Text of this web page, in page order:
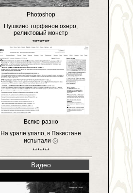
Photoshop
Пушкино торфяное озеро,
реликтовый монстр
*******
Всяко-разно
На урале упало, в Пакистане
испытали ㋛
*******
Видео